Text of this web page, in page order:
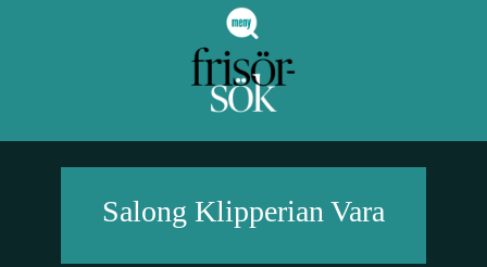
Salong KlipperianVara